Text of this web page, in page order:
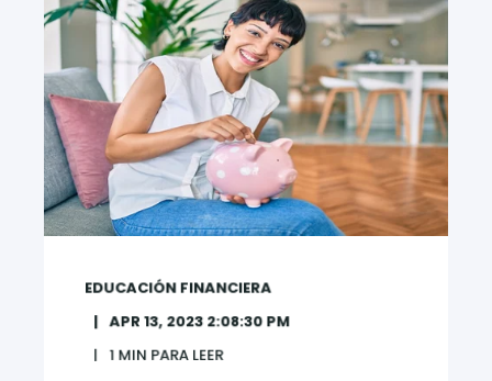
EDUCACIÓN FINANCIERA
APR 13, 2023 2:08:30 PM
1 MIN PARA LEER